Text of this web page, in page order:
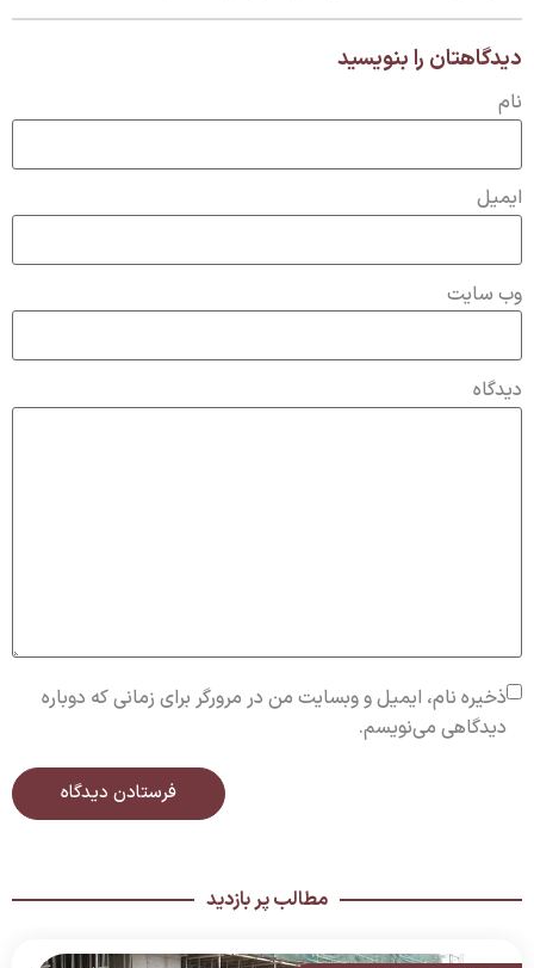
دیدگاهتان را بنویسید
دیدگاه
نام
ایمیل
وب‌ سایت
ذخیره نام، ایمیل و وبسایت من در مرورگر برای زمانی که دوباره
دیدگاهی می‌نویسم.
مطالب پر بازدید